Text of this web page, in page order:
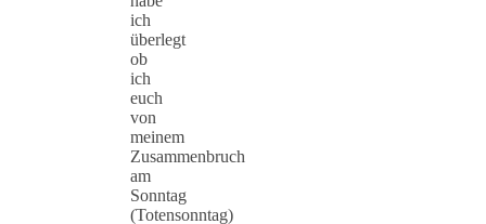
ich
überlegt
ob
ich
euch
von
meinem
Zusammenbruch
am
Sonntag
(Totensonntag)